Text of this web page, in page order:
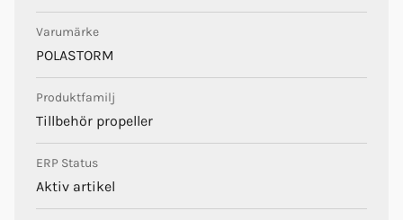
Varumärke
POLASTORM
Produktfamilj
Tillbehör propeller
ERP Status
Aktiv artikel